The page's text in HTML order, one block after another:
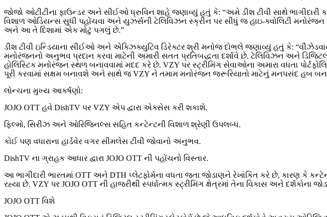
જોજો ઓટીટીના ફાઉન્ડર અને સીઈઓ ધ્રુવિન શાહે જણાવ્યું હતું કે: “અમે ડીશ ટીવી સાથે
વિશાળ ઓડિયન્સ સુધી પહોંચવા અને યુઝર્સની ટેલિવિઝન સ્ક્રીન પર સીધું જ હાઇ-ક્વોલિટી
અને આ તે દિશામાં એક મોટું પગલું છે.”
ડીશ ટીવી ઇન્ડિયાના સીઈઓ અને એક્ઝિક્યુટિવ ડિરેક્ટર શ્રી મનોજ દોભલે જણાવ્યું હતું કે:
મનોરંજનનો અનુભવ પ્રદાન કરવા માટેની અમારી સતત પ્રતિબદ્ધતા દર્શાવે છે. ટેલિવિઝન અને
હોલિસ્ટિક મનોરંજન સ્થળ બનાવવામાં મદદ કરે છે. VZY પર સ્ટ્રીમિંગ સેવાઓના અમારા વધતા
પૂરી કરવામાં સક્ષમ બનાવશે અને સાથે જ VZY ને તમામ મનોરંજન જરૂરિયાતો માટેનું મનપસંદ હબ
લોન્ચના મુખ્ય આકર્ષણો:
JOJO OTT હવે DishTV પર VZY એપ દ્વારા એક્સેસ કરી શકાશે.
ફિલ્મો, સિરીઝ અને ઓરિજિનલ્સ સહિત કન્ટેન્ટની વિશાળ શ્રેણી ઉપલબ્ધ.
કોઈ પણ વધારાના હાર્ડવેર વગર સીમલેસ ટીવી જોવાનો અનુભવ.
DishTV ના ગ્રાહક આધાર દ્વારા JOJO OTT ની પહોંચનો વિસ્તાર.
આ ભાગીદારી ભારતમાં OTT અને DTH પ્લેટફોર્મના વધતા જતા જોડાણને રેખાંકિત કરે છે, કારણ કે
રહ્યા છે. VZY પર JOJO OTT ની હાજરીથી સ્પર્ધાત્મક સ્ટ્રીમિંગ ક્ષેત્રમાં તેના વિકાસ અને દર્શકોના
JOJO OTT વિશે